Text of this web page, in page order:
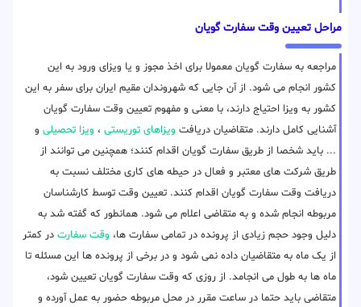
مراحل تعیین وقت سفارت گویان
مراجعه به سفارت گویان معمولا برای اخذ مجوز و یا ویزای ورود به این
کشور انجام می شود. از آن جایی که شهروندان مقیم ایران برای سفر به این
کشور به ویزا احتیاج دارند، با معنی و مفهوم تعیین وقت سفارت گویان
آشنایی کامل دارند. متقاضیان دریافت ویزاهای توریستی ، ویزا تحصیلی و
... باید شخصا از طریق سفارت گویان اقدام کنند؛ همچنین می توانند از
طریق شرکت های معتبر و فعال در حیطه های کاری مختلف نسبت به
دریافت وقت سفارت گویان اقدام کنند. تعیین وقت توسط کارشناسان
مربوطه انجام شده و به متقاضی اعلام می شود. همانطور که گفته شد به
دلیل وجود حجم زیادی از پرونده در تمامی سفارت ها، وقت سفارت در کمتر
از یک ماه به متقاضیان داده نمی شود و در برخی از پرونده ها این مسئله تا
ماه ها به طول می انجامد. از روزی که وقت سفارت گویان تعیین شود،
متقاضی باید حتما در ساعت مقرر در محل مربوطه حضور به عمل آورده و